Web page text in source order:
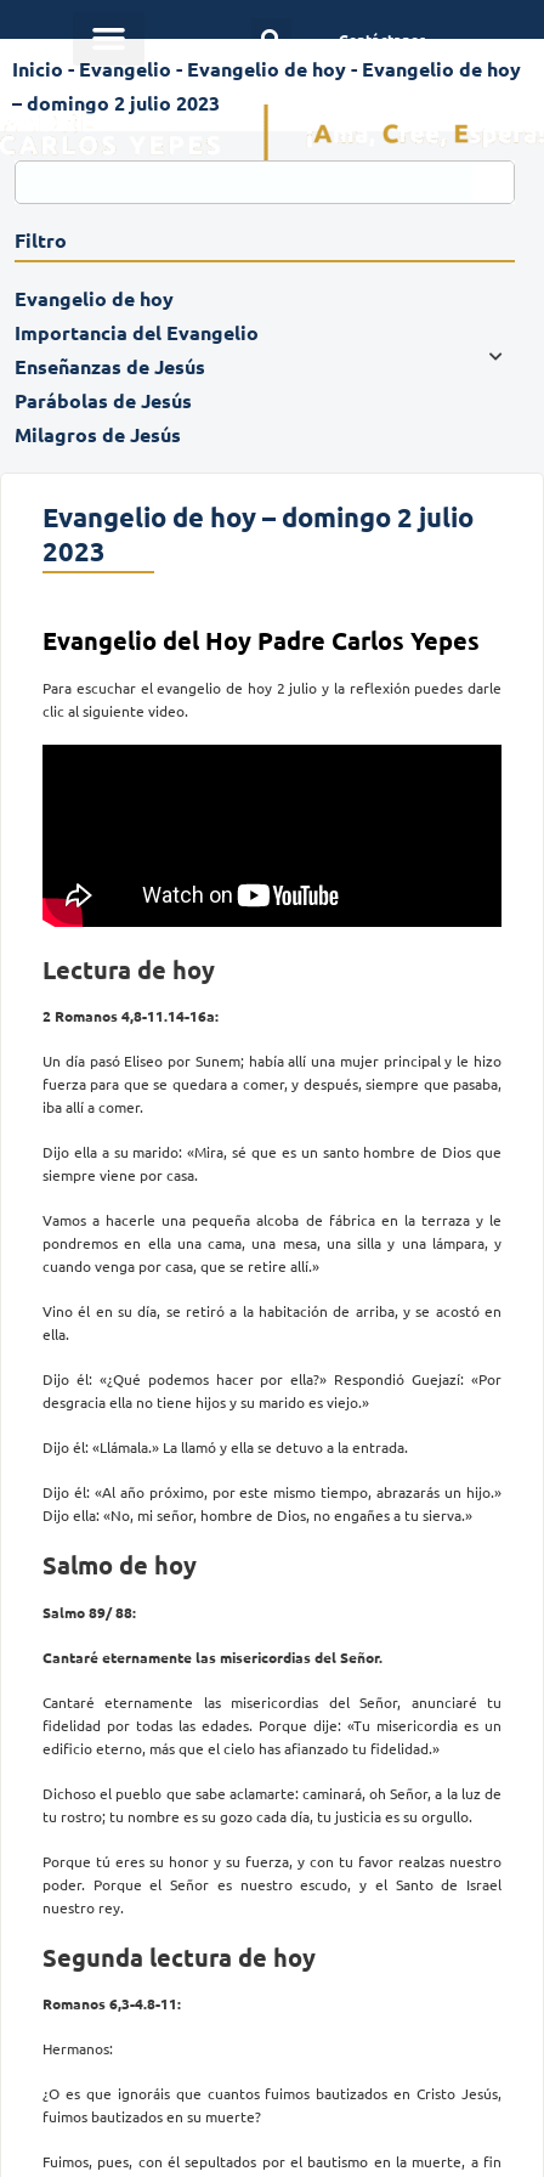
Contáctanos
Inicio - Evangelio - Evangelio de hoy- Evangelio de hoy
– domingo 2 julio 2023
Filtro
Evangelio de hoy
Importancia del Evangelio
Enseñanzas de Jesús
Parábolas de Jesús
Milagros de Jesús
Evangelio de hoy – domingo 2 julio
2023
Evangelio del Hoy Padre Carlos Yepes
Para escuchar el evangelio de hoy 2 julio y la reflexión puedes darle
clic al siguiente video.
Lectura de hoy
2 Romanos 4,8-11.14-16a:
Un día pasó Eliseo por Sunem; había allí una mujer principal y le hizo
fuerza para que se quedara a comer, y después, siempre que pasaba,
iba allí a comer.
Dijo ella a su marido: «Mira, sé que es un santo hombre de Dios que
siempre viene por casa.
Vamos a hacerle una pequeña alcoba de fábrica en la terraza y le
pondremos en ella una cama, una mesa, una silla y una lámpara, y
cuando venga por casa, que se retire allí.»
Vino él en su día, se retiró a la habitación de arriba, y se acostó en
ella.
Dijo él: «¿Qué podemos hacer por ella?» Respondió Guejazí: «Por
desgracia ella no tiene hijos y su marido es viejo.»
Dijo él: «Llámala.» La llamó y ella se detuvo a la entrada.
Dijo él: «Al año próximo, por este mismo tiempo, abrazarás un hijo.»
Dijo ella: «No, mi señor, hombre de Dios, no engañes a tu sierva.»
Salmo de hoy
Salmo 89/ 88:
Cantaré eternamente las misericordias del Señor.
Cantaré eternamente las misericordias del Señor, anunciaré tu
fidelidad por todas las edades. Porque dije: «Tu misericordia es un
edificio eterno, más que el cielo has afianzado tu fidelidad.»
Dichoso el pueblo que sabe aclamarte: caminará, oh Señor, a la luz de
tu rostro; tu nombre es su gozo cada día, tu justicia es su orgullo.
Porque tú eres su honor y su fuerza, y con tu favor realzas nuestro
poder. Porque el Señor es nuestro escudo, y el Santo de Israel
nuestro rey.
Segunda lectura de hoy
Romanos 6,3-4.8-11:
Hermanos:
¿O es que ignoráis que cuantos fuimos bautizados en Cristo Jesús,
fuimos bautizados en su muerte?
Fuimos, pues, con él sepultados por el bautismo en la muerte, a fin